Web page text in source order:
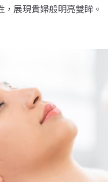
展現貴婦般明亮雙眸。